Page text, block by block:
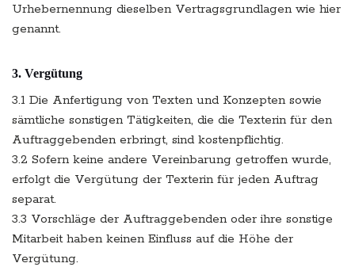
Urhebernennung dieselben Vertragsgrundlagen wie hier
genannt.
3. Vergütung
3.1 Die Anfertigung von Texten und Konzepten sowie
sämtliche sonstigen Tätigkeiten, die die Texterin für den
Auftraggebenden erbringt, sind kostenpflichtig.
3.2 Sofern keine andere Vereinbarung getroffen wurde,
erfolgt die Vergütung der Texterin für jeden Auftrag
separat.
3.3 Vorschläge der Auftraggebenden oder ihre sonstige
Mitarbeit haben keinen Einfluss auf die Höhe der
Vergütung.